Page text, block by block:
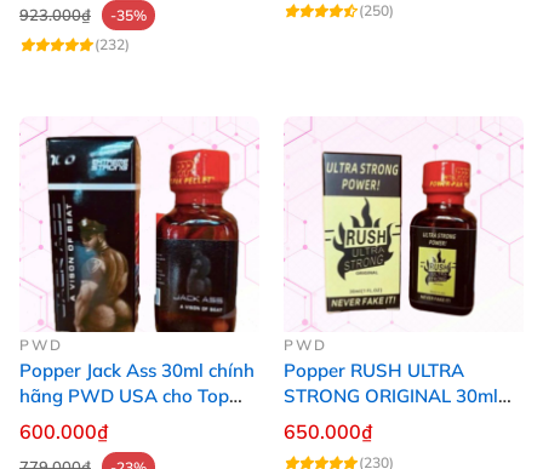
923.000₫
-35%
(232)
(250)
PWD
Popper Jack Ass 30ml chính
hãng PWD USA cho Top
Bot
600.000₫
PWD
Popper RUSH ULTRA
STRONG ORIGINAL 30ml
Chính Hãng Mỹ PWD
650.000₫
(230)